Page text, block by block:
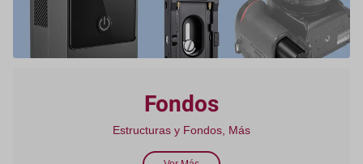
Fondos
Estructuras y Fondos, Más